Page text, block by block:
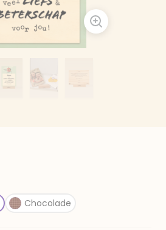
Chocolade